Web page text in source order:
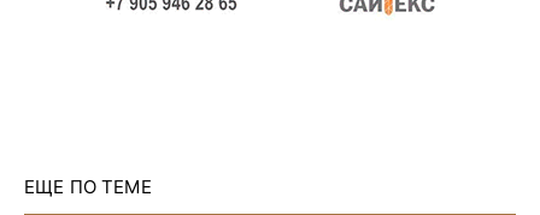
ЕЩЕ ПО ТЕМЕ